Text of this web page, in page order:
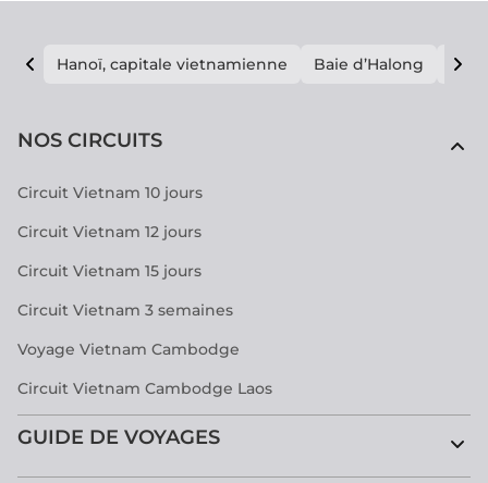
Hanoï, capitale vietnamienne Baie d’Halong E
NOS CIRCUITS
Circuit Vietnam 10 jours
Circuit Vietnam 12 jours
Circuit Vietnam 15 jours
Circuit Vietnam 3 semaines
Voyage Vietnam Cambodge
Circuit Vietnam Cambodge Laos
GUIDE DE VOYAGES